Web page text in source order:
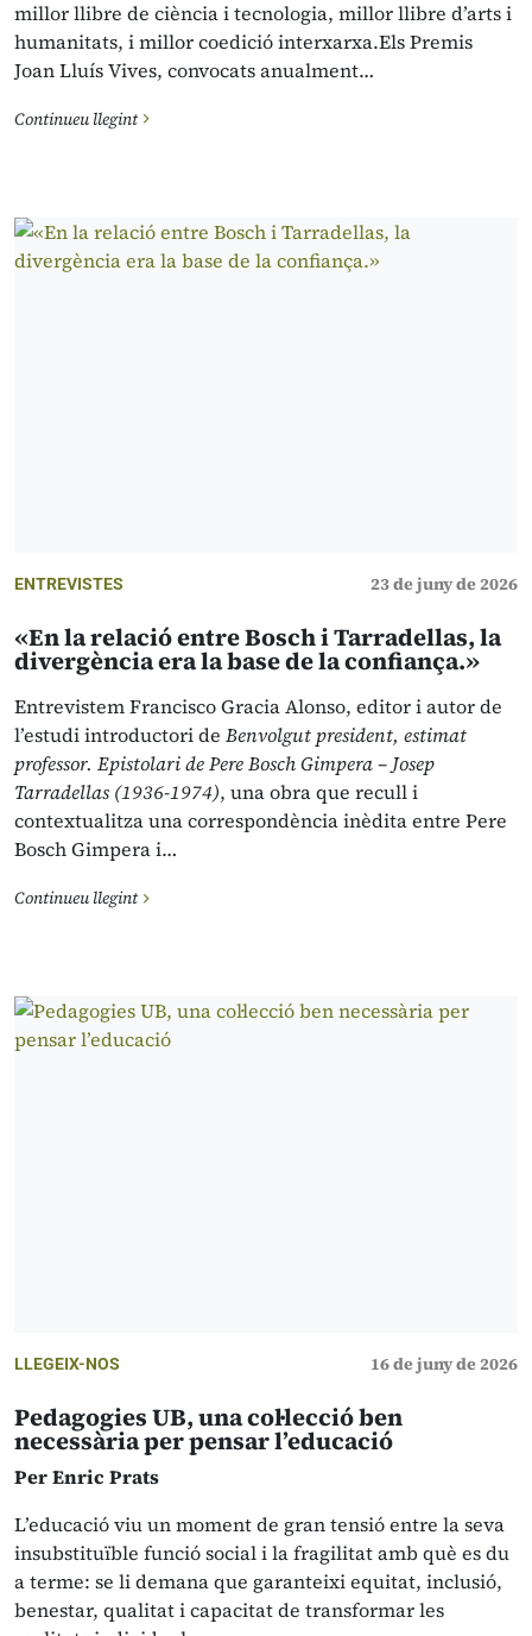
millor llibre de ciència i tecnologia, millor llibre d’arts i
humanitats, i millor coedició interxarxa.Els Premis
Joan Lluís Vives, convocats anualment…
Continueu llegint
ENTREVISTES 23 de juny de 2026
«En la relació entre Bosch i Tarradellas, la
divergència era la base de la confiança.»
Entrevistem Francisco Gracia Alonso, editor i autor de
l’estudi introductori de Benvolgut president, estimat
professor. Epistolari de Pere Bosch Gimpera – Josep
Tarradellas (1936-1974), una obra que recull i
contextualitza una correspondència inèdita entre Pere
Bosch Gimpera i…
Continueu llegint
LLEGEIX-NOS 16 de juny de 2026
Pedagogies UB, una col·lecció ben
necessària per pensar l’educació
Per Enric Prats
L’educació viu un moment de gran tensió entre la seva
insubstituïble funció social i la fragilitat amb què es du
a terme: se li demana que garanteixi equitat, inclusió,
benestar, qualitat i capacitat de transformar les